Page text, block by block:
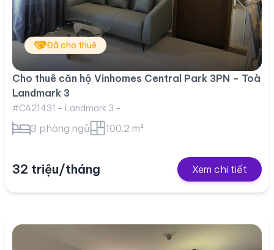
Đã cho thuê
Cho thuê căn hộ Vinhomes Central Park 3PN – Toà
Landmark 3
#CA21431 - Landmark 3 -
3 phòng ngủ 100.2 m²
32 triệu/tháng Xem chi tiết